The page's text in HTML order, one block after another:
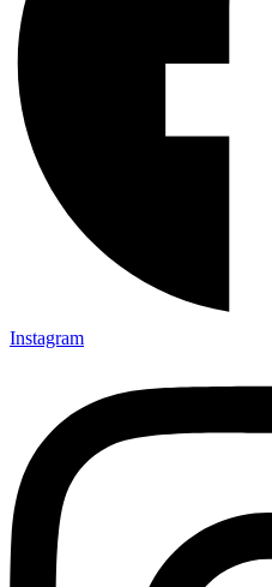
Instagram